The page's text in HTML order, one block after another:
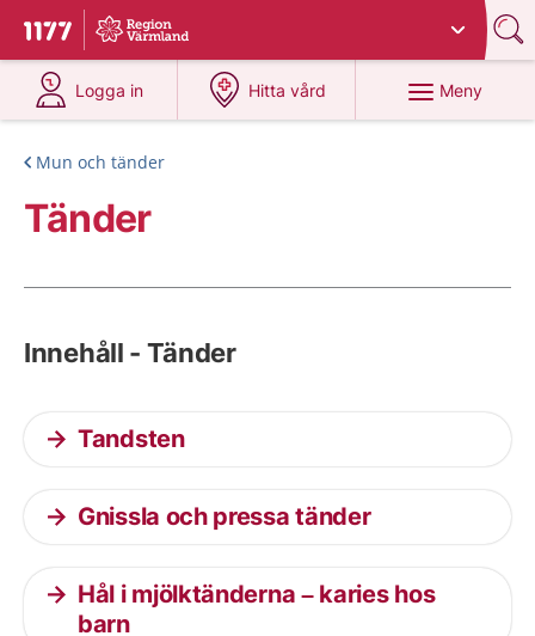
Till startsidan för 1177
Du har valt region
Logga in
på 1177.se
Hitta vård
på 1177.se
Meny
Mun och tänder
Tänder
Innehåll - Tänder
Tandsten
Gnissla och pressa tänder
Hål i mjölktänderna – karies hos
barn